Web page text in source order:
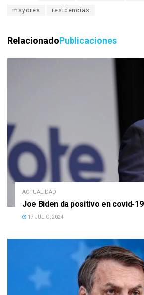
mayores residencias
RelacionadoPublicaciones
ACTUALIDAD
Joe Biden da positivo en covid-19
17 JULIO, 2024